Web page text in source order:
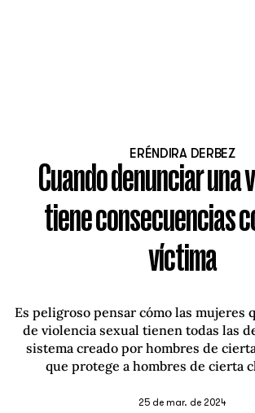
ERÉNDIRA DERBEZ
Cuando denunciar una
tiene consecuencias
víctima
Es peligroso pensar cómo las mujeres
de violencia sexual tienen todas las
sistema creado por hombres de
que protege a hombres de cierta
25 de mar. de 2024